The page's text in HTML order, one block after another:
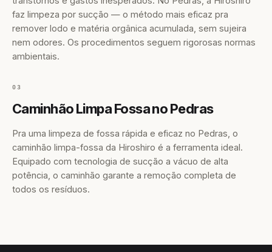
faz limpeza por sucção — o método mais eficaz pra
remover lodo e matéria orgânica acumulada, sem sujeira
nem odores. Os procedimentos seguem rigorosas normas
ambientais.
03
Caminhão Limpa Fossa no Pedras
Pra uma limpeza de fossa rápida e eficaz no Pedras, o
caminhão limpa-fossa da Hiroshiro é a ferramenta ideal.
Equipado com tecnologia de sucção a vácuo de alta
potência, o caminhão garante a remoção completa de
todos os resíduos.